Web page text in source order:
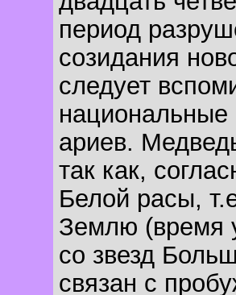
период
созидания
следует
национальные
ариев.
так как,
Белой расы,
Землю (время
со звезд
связан с